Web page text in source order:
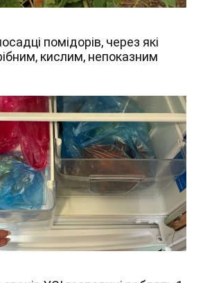
помідорів, через які
кислим, непоказним